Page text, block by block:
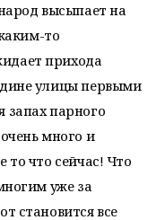
высыпает на
то
прихода
улицы первыми
запах парного
много и
то что сейчас! Что
уже за
становится все